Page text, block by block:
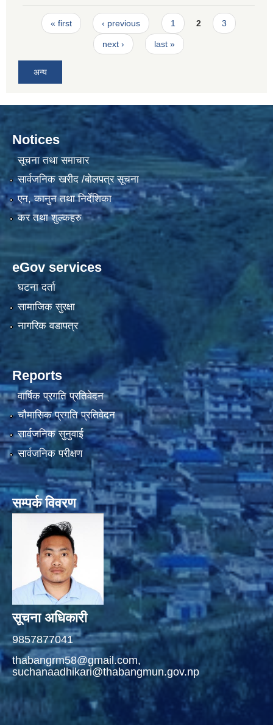
Pages
« first ‹ previous 1 2 3
next › last »
अन्य
Notices
सूचना तथा समाचार
सार्वजनिक खरीद /बोलपत्र सूचना
एन, कानुन तथा निर्देशिका
कर तथा शुल्कहरु
eGov services
घटना दर्ता
सामाजिक सुरक्षा
नागरिक वडापत्र
Reports
वार्षिक प्रगति प्रतिवेदन
चौमासिक प्रगति प्रतिवेदन
सार्वजनिक सुनुवाई
सार्वजनिक परीक्षण
सम्पर्क विवरण
सूचना अधिकारी
9857877041
thabangrm58@gmail.com,
suchanaadhikari@thabangmun.gov.np